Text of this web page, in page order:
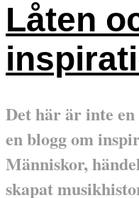
Låten
Det här är inte
en blogg om
Människor,
skapat